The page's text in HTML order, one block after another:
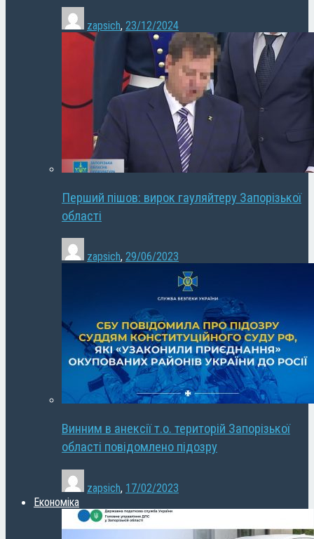
zapsich, 23/12/2024
Перший пішов: вирок гауляйтеру Запорізької
області
zapsich, 29/06/2023
Винним в анексії т.о. територій Запорізької
області повідомлено підозру
zapsich, 17/02/2023
Економіка